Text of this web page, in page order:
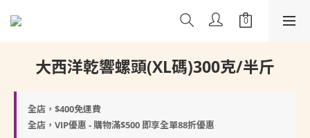
大西洋乾響螺頭(XL碼)300克/半斤
全店，$400免運費
全店，VIP優惠 - 購物滿$500 即享全單88折優惠